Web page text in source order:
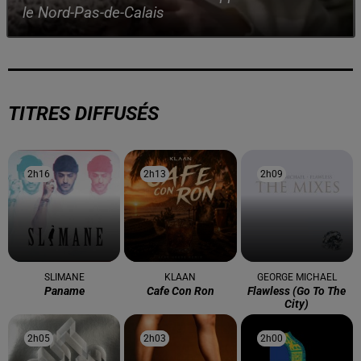
le Nord-Pas-de-Calais
TITRES DIFFUSÉS
2h16
2h16
SLIMANE
Paname
2h13
2h13
KLAAN
Cafe Con Ron
2h09
2h09
GEORGE MICHAEL
Flawless (go To The
City)
2h05
2h05 2h03
2h03 2h00
2h00